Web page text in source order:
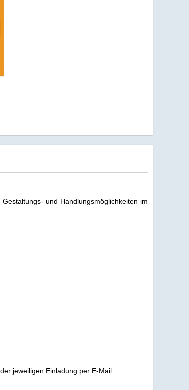
und Handlungsmöglichkeiten im
jeweiligen Einladung per E-Mail.